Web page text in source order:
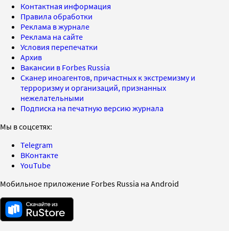
Контактная информация
Правила обработки
Реклама в журнале
Реклама на сайте
Условия перепечатки
Архив
Вакансии в Forbes Russia
Сканер иноагентов, причастных к экстремизму и
терроризму и организаций, признанных
нежелательными
Подписка на печатную версию журнала
Мы в соцсетях:
Telegram
ВКонтакте
YouTube
Мобильное приложение Forbes Russia на Android